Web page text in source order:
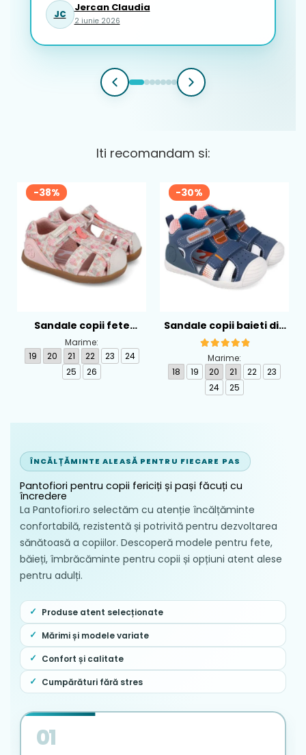
JC
Jercan Claudia
2 iunie 2026
Iti recomandam si:
-38%
Sandale copii fete
calapod lat din textil
Biomecanics, Roz -
262193-A103
Marime:
19
20 21 22 23
24
25
26
-30%
Sandale copii baieti din
piele Biomecanics,
Albastru - 262124-A556
Marime:
18
19 20 21 22
23
24
25
ÎNCĂLȚĂMINTE ALEASĂ PENTRU FIECARE PAS
Pantofiori pentru copii fericiți și pași făcuți cu
încredere
La Pantofiori.ro selectăm cu atenție încălțăminte
confortabilă, rezistentă și potrivită pentru dezvoltarea
sănătoasă a copiilor. Descoperă modele pentru fete,
băieți, îmbrăcăminte pentru copii și opțiuni atent alese
pentru adulți.
Produse atent selecționate
Mărimi și modele variate
Confort și calitate
Cumpărături fără stres
01